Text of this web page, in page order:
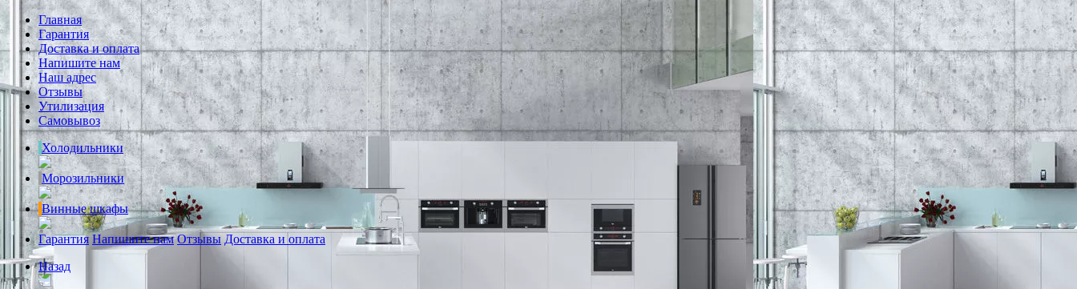
Главная
Гарантия
Доставка и оплата
Напишите нам
Наш адрес
Отзывы
Утилизация
Самовывоз
Холодильники
Морозильники
Винные шкафы
Гарантия Напишите нам Отзывы Доставка и оплата
Назад